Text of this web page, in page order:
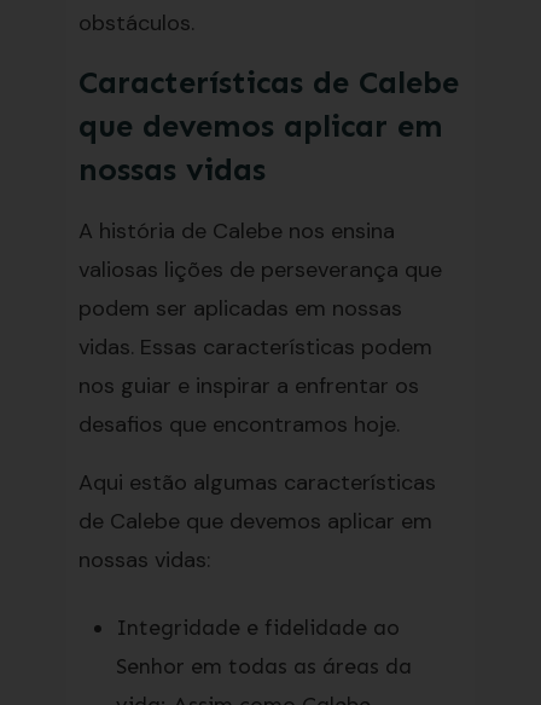
obstáculos.
Características de Calebe
que devemos aplicar em
nossas vidas
A história de Calebe nos ensina
valiosas lições de perseverança que
podem ser aplicadas em nossas
vidas. Essas características podem
nos guiar e inspirar a enfrentar os
desafios que encontramos hoje.
Aqui estão algumas características
de Calebe que devemos aplicar em
nossas vidas:
Integridade e fidelidade ao
Senhor em todas as áreas da